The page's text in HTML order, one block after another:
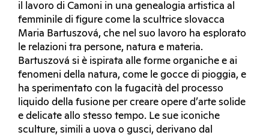
il lavoro di Camoni in una genealogia artistica al
femminile di figure come la scultrice slovacca
Maria Bartuszová, che nel suo lavoro ha esplorato
le relazioni tra persone, natura e materia.
Bartuszová si è ispirata alle forme organiche e ai
fenomeni della natura, come le gocce di pioggia, e
ha sperimentato con la fugacità del processo
liquido della fusione per creare opere d’arte solide
e delicate allo stesso tempo. Le sue iconiche
sculture, simili a uova o gusci, derivano dal